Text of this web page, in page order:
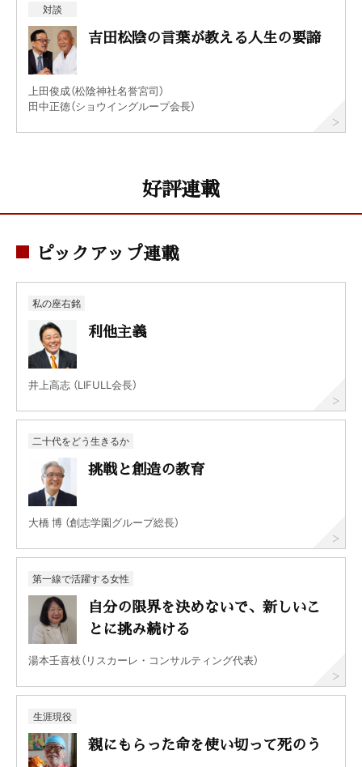
対談
吉田松陰の言葉が教える人生の要諦
上田俊成（松陰神社名誉宮司）
田中正徳（ショウイングループ会長）
好評連載
ピックアップ連載
私の座右銘
利他主義
井上高志 （LIFULL会長）
二十代をどう生きるか
挑戦と創造の教育
大橋 博 （創志学園グループ総長）
第一線で活躍する女性
自分の限界を決めないで、新しいこ
とに挑み続ける
湯本壬喜枝（リスカーレ・コンサルティング代表）
生涯現役
親にもらった命を使い切って死のう